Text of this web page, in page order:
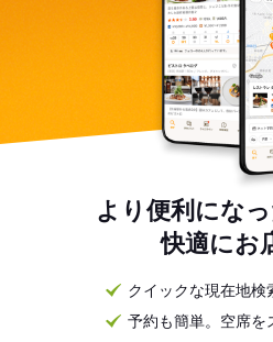
より便利にな
快適にお
クイックな現在地検
予約も簡単。空席を